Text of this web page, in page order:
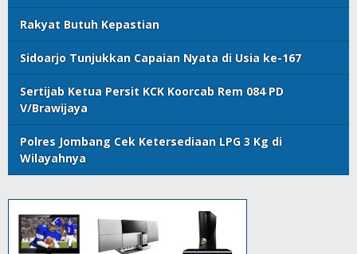
Rakyat Butuh Kepastian
Sidoarjo Tunjukkan Capaian Nyata di Usia ke-167
Sertijab Ketua Persit KCK Koorcab Rem 084 PD
V/Brawijaya
Polres Jombang Cek Ketersediaan LPG 3 Kg di
Wilayahnya